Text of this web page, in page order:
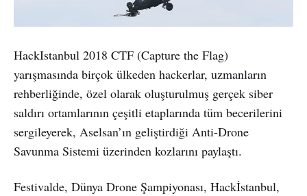
HackIstanbul 2018 CTF (Capture the Flag)
yarışmasında birçok ülkeden hackerlar, uzmanların
rehberliğinde, özel olarak oluşturulmuş gerçek siber
saldırı ortamlarının çeşitli etaplarında tüm becerilerini
sergileyerek, Aselsan’ın geliştirdiği Anti-Drone
Savunma Sistemi üzerinden kozlarını paylaştı.
Festivalde, Dünya Drone Şampiyonası, Hackİstanbul,